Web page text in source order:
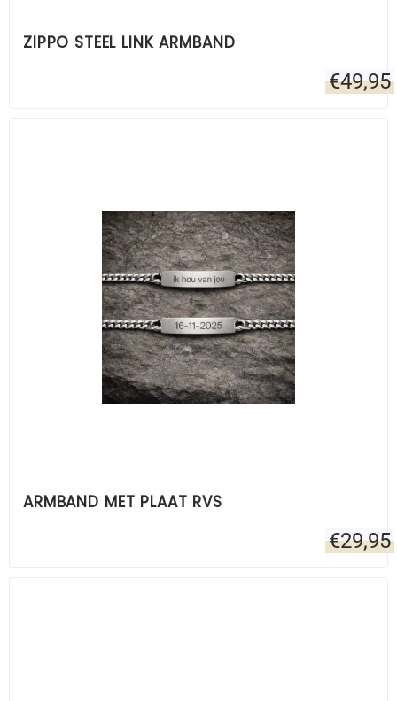
ZIPPO STEEL LINK ARMBAND
€49,95
ARMBAND MET PLAAT RVS
€29,95